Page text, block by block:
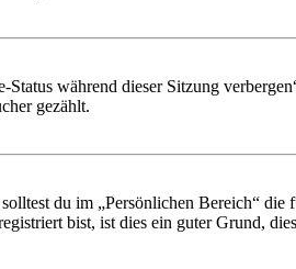
während dieser Sitzung
gezählt.
du im „Persönlichen Bereich“
bist, ist dies ein guter Grund,